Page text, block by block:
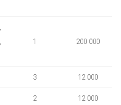
1 200 000
3 12 000
2 12 000